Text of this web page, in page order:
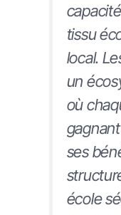
tissu
local.
un
où
ses
école